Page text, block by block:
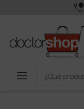
call_quality
menu